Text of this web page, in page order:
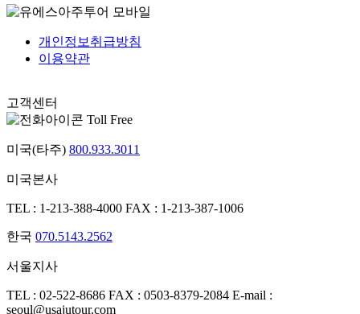
개인정보취급방침
이용약관
고객센터
Toll Free
미국(타주) 800.933.3011
미국본사
TEL : 1-213-388-4000 FAX : 1-213-387-1006
한국 070.5143.2562
서울지사
TEL : 02-522-8686 FAX : 0503-8379-2084 E-mail :
seoul@usajutour.com